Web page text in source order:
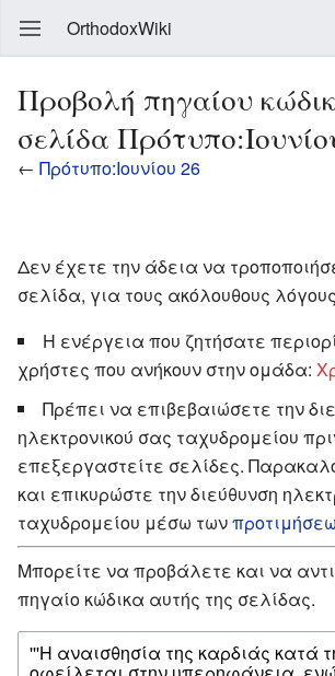
OrthodoxWiki
Προβολή πηγαίου
σελίδα
← Πρότυπο:Ιουνίου 26
Δεν έχετε την άδεια να
σελίδα, για τους ακόλουθους
Η ενέργεια που ζητήσατε
χρήστες που ανήκουν στην ομάδα:
Πρέπει να επιβεβαιώσετε την
ηλεκτρονικού σας ταχυδρομείου
επεξεργαστείτε σελίδες.
και επικυρώστε την διεύθυνση
ταχυδρομείου μέσω των
Μπορείτε να προβάλετε και να
πηγαίο κώδικα αυτής της σελίδας.